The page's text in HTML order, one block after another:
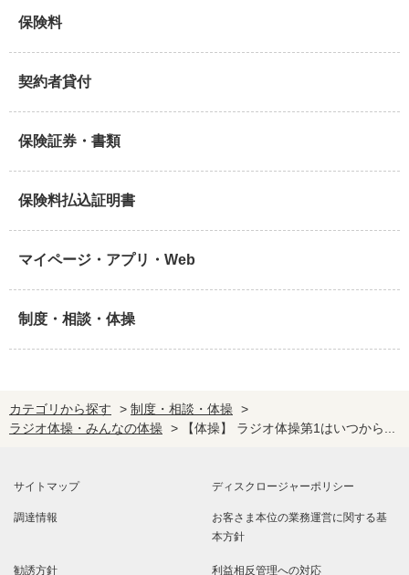
保険料
契約者貸付
保険証券・書類
保険料払込証明書
マイページ・アプリ・Web
制度・相談・体操
カテゴリから探す > 制度・相談・体操 >
ラジオ体操・みんなの体操 > 【体操】 ラジオ体操第1はいつから...
サイトマップ ディスクロージャーポリシー
調達情報 お客さま本位の業務運営に関する基
本方針
勧誘方針 利益相反管理への対応